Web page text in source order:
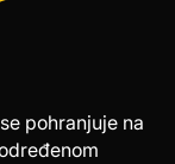
pohranjuje na